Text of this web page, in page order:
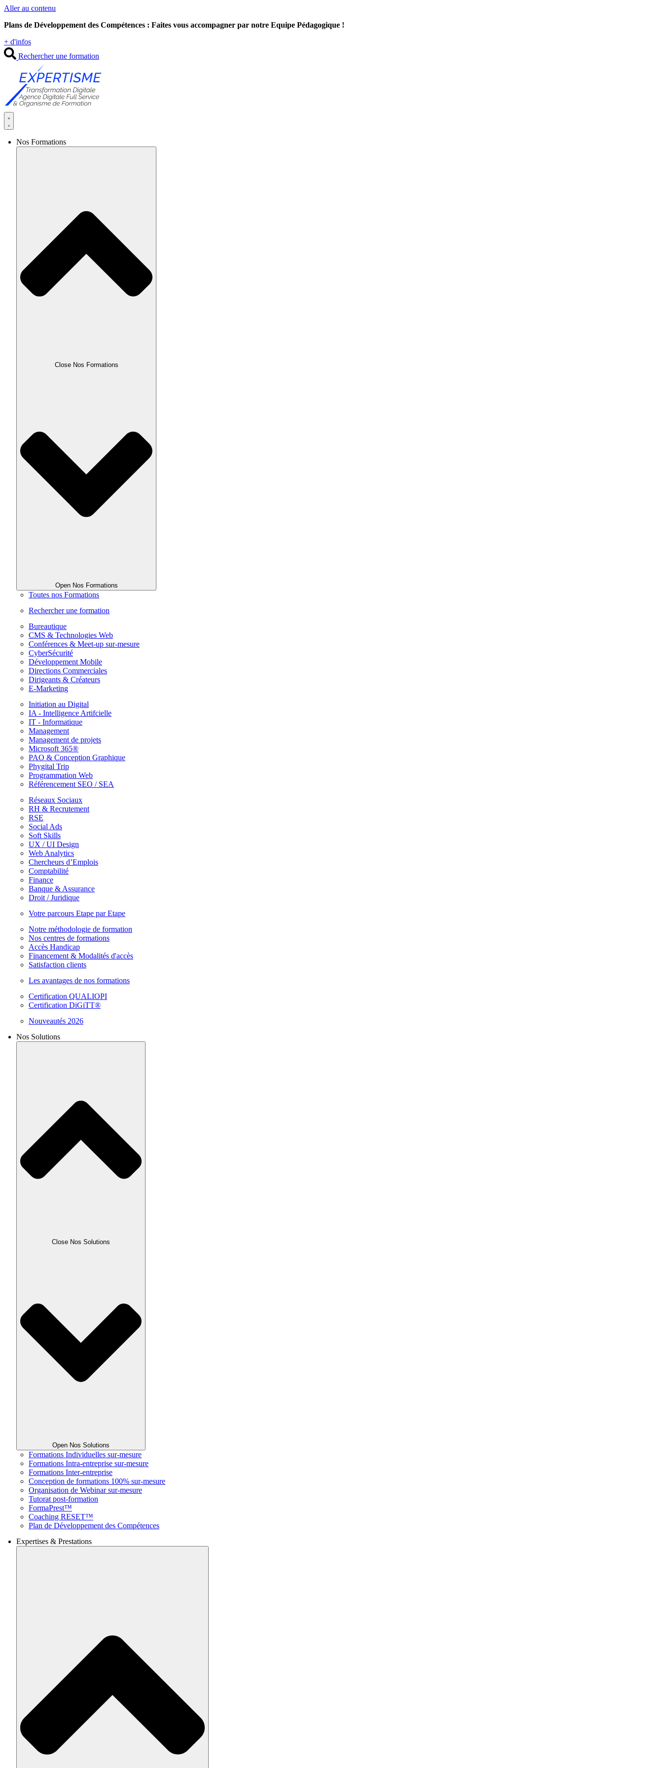
Aller au contenu
Plans de Développement des Compétences : Faites vous accompagner par notre Equipe Pédagogique !
+ d'infos
Rechercher une formation
Nos Formations
Close Nos Formations
Open Nos Formations
Toutes nos Formations
Rechercher une formation
Bureautique
CMS & Technologies Web
Conférences & Meet-up sur-mesure
CyberSécurité
Développement Mobile
Directions Commerciales
Dirigeants & Créateurs
E-Marketing
Initiation au Digital
IA - Intelligence Artifcielle
IT - Informatique
Management
Management de projets
Microsoft 365®
PAO & Conception Graphique
Phygital Trip
Programmation Web
Référencement SEO / SEA
Réseaux Sociaux
RH & Recrutement
RSE
Social Ads
Soft Skills
UX / UI Design
Web Analytics
Chercheurs d’Emplois
Comptabilité
Finance
Banque & Assurance
Droit / Juridique
Votre parcours Etape par Etape
Notre méthodologie de formation
Nos centres de formations
Accès Handicap
Financement & Modalités d'accès
Satisfaction clients
Les avantages de nos formations
Certification QUALIOPI
Certification DiGiTT®
Nouveautés 2026
Nos Solutions
Close Nos Solutions
Open Nos Solutions
Formations Individuelles sur-mesure
Formations Intra-entreprise sur-mesure
Formations Inter-entreprise
Conception de formations 100% sur-mesure
Organisation de Webinar sur-mesure
Tutorat post-formation
FormaPrest™
Coaching RESET™
Plan de Développement des Compétences
Expertises & Prestations